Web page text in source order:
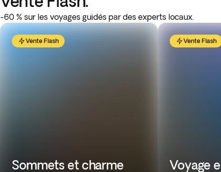
-60 % sur les voyages guidés par des experts locaux.
Vente Flash
Sommets et charme
Vente Flash
Voyage